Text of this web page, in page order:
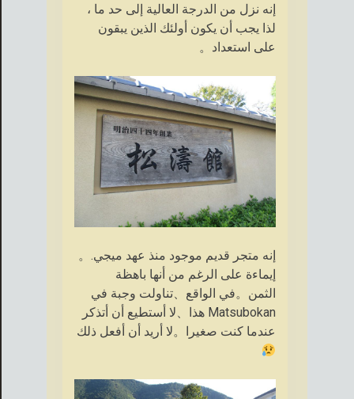
إنه نزل من الدرجة العالية إلى حد ما ،
لذا يجب أن يكون أولئك الذين يبقون
على استعداد。
إنه متجر قديم موجود منذ عهد ميجي.。
إيماءة على الرغم من أنها باهظة
الثمن。في الواقع、تناولت وجبة في
Matsubokan هذا、لا أستطيع أن أتذكر
عندما كنت صغيرا。لا أريد أن أفعل ذلك